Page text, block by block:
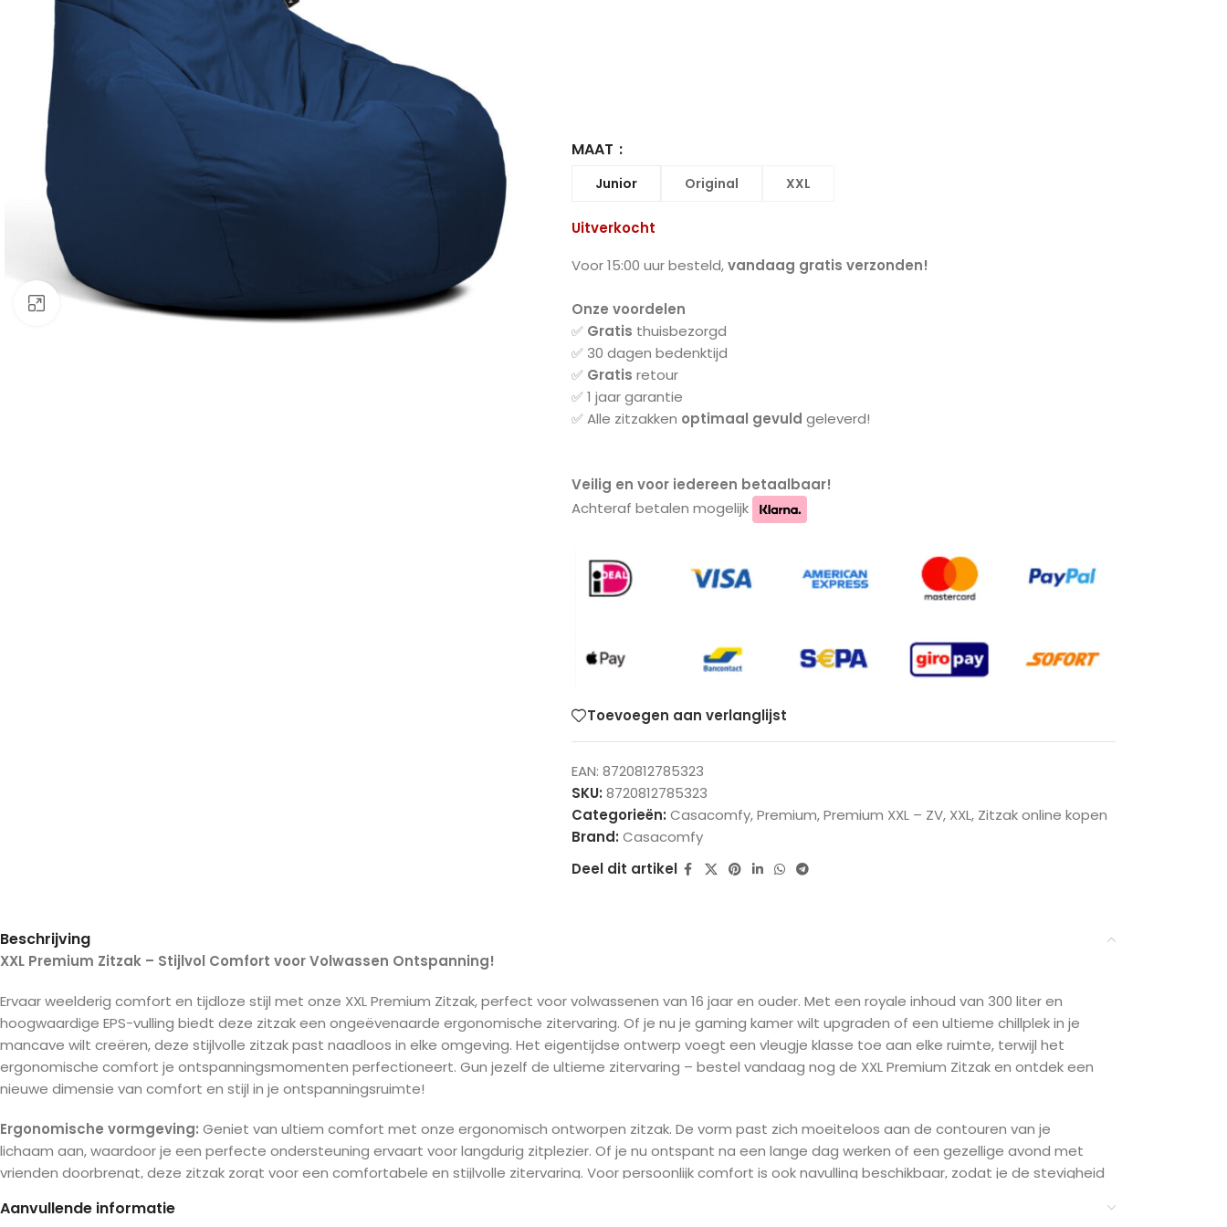
Klik om te vergroten
MAAT
Junior Original XXL
Uitverkocht
Voor 15:00 uur besteld,vandaag gratis verzonden!
Onze voordelen
✅ Gratis thuisbezorgd
✅ 30 dagen bedenktijd
✅ Gratis retour
✅ 1 jaar garantie
✅ Alle zitzakken optimaal gevuld geleverd!
Veilig en voor iedereen betaalbaar!
Achteraf betalen mogelijk
Toevoegen aan verlanglijst
EAN: 8720812785323
SKU: 8720812785323
Categorieën: Casacomfy,Premium,Premium XXL – ZV, XXL, Zitzak online kopen
Brand: Casacomfy
Deel dit artikel
Beschrijving
XXL Premium Zitzak – Stijlvol Comfort voor Volwassen Ontspanning!
Ervaar weelderig comfort en tijdloze stijl met onze XXL Premium Zitzak, perfect voor volwassenen van 16 jaar en ouder. Met een royale inhoud van 300 liter en
hoogwaardige EPS-vulling biedt deze zitzak een ongeëvenaarde ergonomische zitervaring. Of je nu je gaming kamer wilt upgraden of een ultieme chillplek in je
mancave wilt creëren, deze stijlvolle zitzak past naadloos in elke omgeving. Het eigentijdse ontwerp voegt een vleugje klasse toe aan elke ruimte, terwijl het
ergonomische comfort je ontspanningsmomenten perfectioneert. Gun jezelf de ultieme zitervaring – bestel vandaag nog de XXL Premium Zitzak en ontdek een
nieuwe dimensie van comfort en stijl in je ontspanningsruimte!
Ergonomische vormgeving: Geniet van ultiem comfort met onze ergonomisch ontworpen zitzak. De vorm past zich moeiteloos aan de contouren van je
lichaam aan, waardoor je een perfecte ondersteuning ervaart voor langdurig zitplezier. Of je nu ontspant na een lange dag werken of een gezellige avond met
vrienden doorbrengt, deze zitzak zorgt voor een comfortabele en stijlvolle zitervaring. Voor persoonlijk comfort is ook navulling beschikbaar, zodat je de stevigheid
Aanvullende informatie